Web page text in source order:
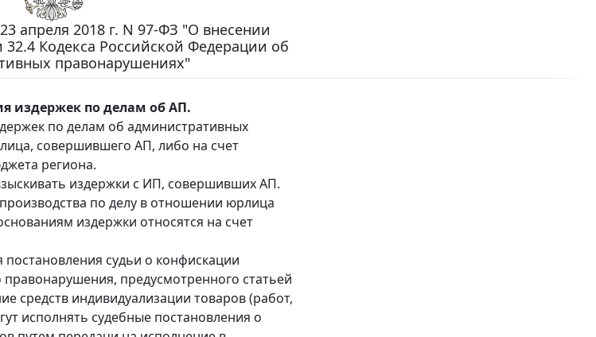
апреля 2018 г. N 97-ФЗ "О внесении
Кодекса Российской Федерации об
правонарушениях"
издержек по делам об АП.
по делам об административных
совершившего АП, либо на счет
региона.
издержки с ИП, совершивших АП.
по делу в отношении юрлица
издержки относятся на счет
судьи о конфискации
предусмотренного статьей
средств индивидуализации товаров (работ,
исполнять судебные постановления о